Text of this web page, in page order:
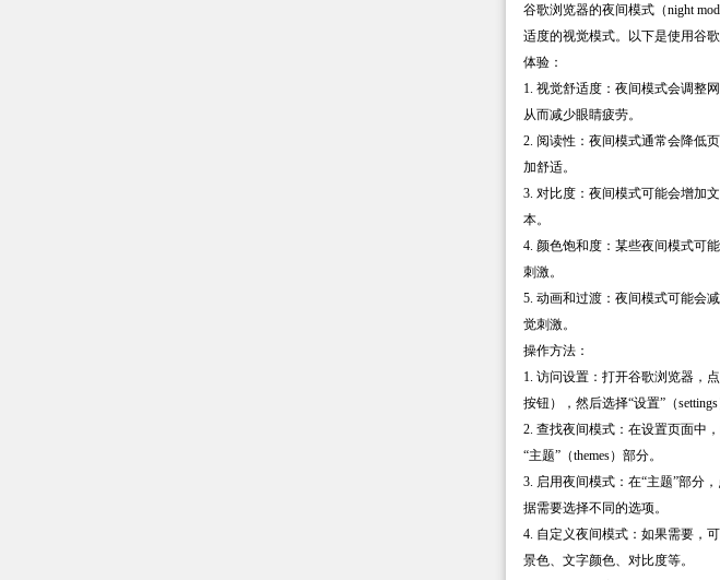
谷歌浏览器的夜间模式（night
适度的视觉模式。以下是使用谷
体验：
1. 视觉舒适度：夜间模式会调整
从而减少眼睛疲劳。
2. 阅读性：夜间模式通常会降低
加舒适。
3. 对比度：夜间模式可能会增加
本。
4. 颜色饱和度：某些夜间模式可
刺激。
5. 动画和过渡：夜间模式可能会
觉刺激。
操作方法：
1. 访问设置：打开谷歌浏览器，
按钮），然后选择“设置”（settings
2. 查找夜间模式：在设置页面中
“主题”（themes）部分。
3. 启用夜间模式：在“主题”部分
据需要选择不同的选项。
4. 自定义夜间模式：如果需要，
景色、文字颜色、对比度等。